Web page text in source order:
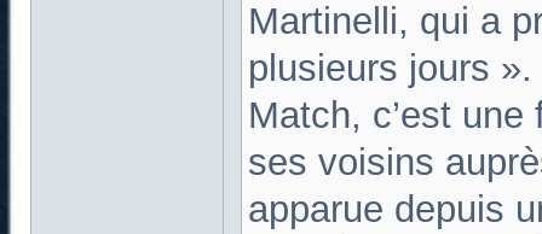
Martinelli, qui a
plusieurs jours
Match, c’est
ses voisins
apparue depuis